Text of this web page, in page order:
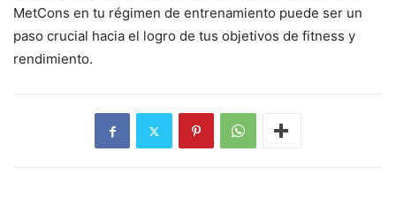
MetCons en tu régimen de entrenamiento puede ser un
paso crucial hacia el logro de tus objetivos de fitness y
rendimiento.